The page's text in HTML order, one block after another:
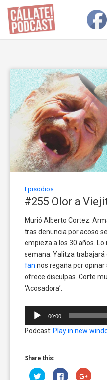
Episodios
#255 Olor a
Murió Alberto Cortez.
tras denuncia por acoso
empieza a los 30 años. Lo
semana. Yalitza trabajará
fan nos regaña por
ofrece disculpas. Corte
‘Acosadora’.
Reproductor
audio
00:00
Podcast: Play in new
Share this:
Click Click Click